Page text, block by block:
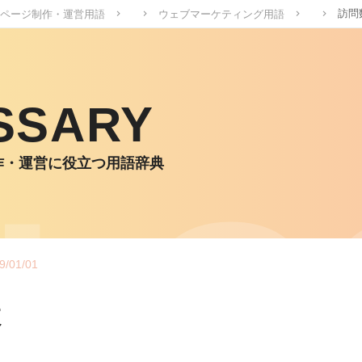
ージ制作・運営用語 ウェブマーケティング用語 訪問
運営に役立つ用語辞典
01/01